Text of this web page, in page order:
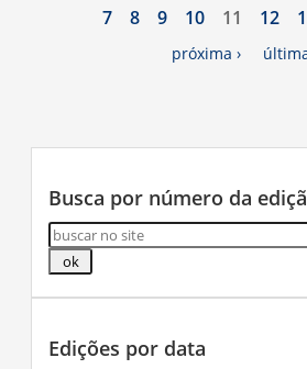
7 8 9 10 11 12
próxima ›
Busca por número da
Edições por data